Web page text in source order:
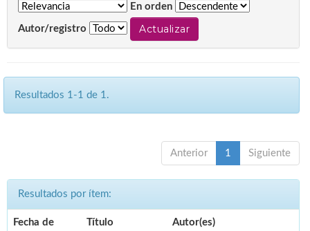
En orden
Autor/registro
Resultados 1-1 de 1.
Anterior 1 Siguiente
Resultados por ítem:
Fecha de
Título Autor(es)